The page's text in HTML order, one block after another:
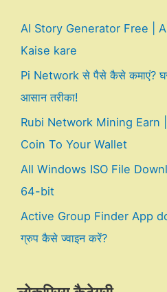
AI Story Generator Free |
Kaise kare
Pi Network से पैसे कैसे कमाएं? घर
आसान तरीका!
Rubi Network Mining Earn
Coin To Your Wallet
All Windows ISO File
64-bit
Active Group Finder App
ग्रुप कैसे ज्वाइन करें?